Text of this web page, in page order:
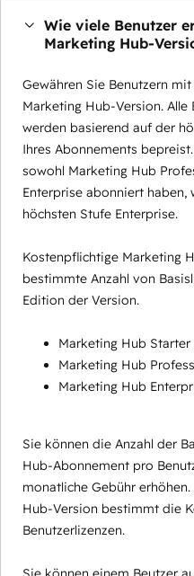
Wie viele Benutzer
Marketing Hub-
Gewähren Sie Benutzern
Marketing Hub-Version. Alle
werden basierend auf der
Ihres Abonnements
sowohl Marketing Hub
Enterprise abonniert haben,
höchsten Stufe Enterprise.
Kostenpflichtige Marketing
bestimmte Anzahl von
Edition der Version.
Marketing Hub
Marketing Hub
Marketing Hub
Sie können die Anzahl der
Hub-Abonnement pro
monatliche Gebühr
Hub-Version bestimmt die
Benutzerlizenzen.